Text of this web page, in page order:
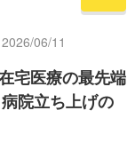
06/11
宅医療の最先端
院立ち上げの